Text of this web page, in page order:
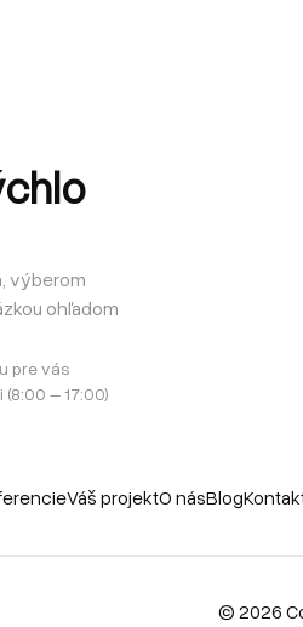
výberom
ohľadom
pre vás
(8:00 – 17:00)
Váš projektO násBlog
© 2026